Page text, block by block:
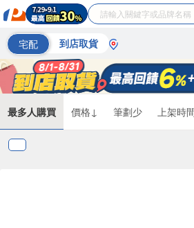
宅配 到店取貨
最多人購買 價格↓ 筆劃少 上架時